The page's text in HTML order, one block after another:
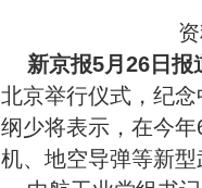
新京报5月26日
北京举行仪式，纪
纲少将表示，在今
机、地空导弹等新型